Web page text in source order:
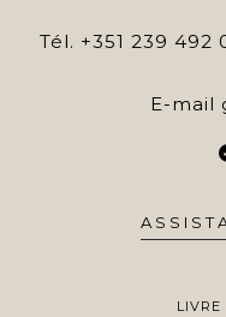
Tél. +351 239 492
E-mail
LIVRE